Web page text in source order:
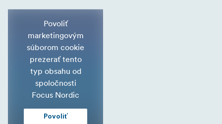
Povoliť
marketingovým
súborom cookie
prezerať tento
typ obsahu od
spoločnosti
Focus Nordic
Povoliť